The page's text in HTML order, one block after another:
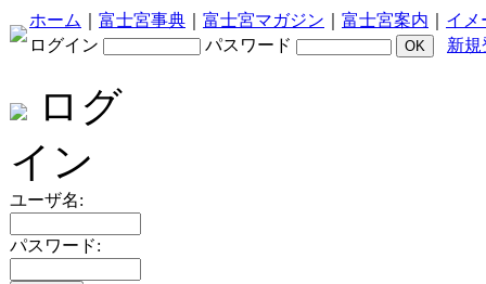
ホーム 富士宮事典 富士宮マガジン 富士宮案内
イメ
ログイン
パスワード 新規
ログ
イン
ユーザ名:
パスワード: